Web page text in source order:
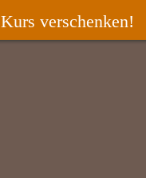
Kurs verschenken!